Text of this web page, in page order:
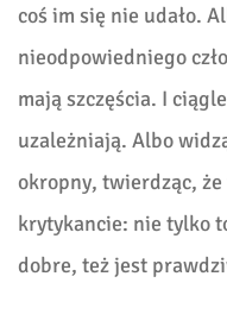
coś im się nie udało.
nieodpowiedniego
mają szczęścia. I
uzależniają. Albo
okropny, twierdząc,
krytykancie: nie tylko
dobre, też jest